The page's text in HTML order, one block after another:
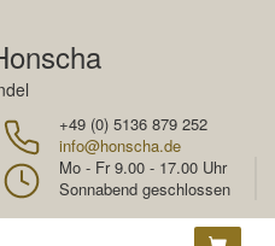
+49 (0) 5136 879 252
info@honscha.de
Mo - Fr 9.00 - 17.00 Uhr
Sonnabend geschlossen